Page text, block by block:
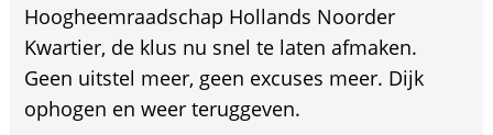
Hoogheemraadschap Hollands Noorder
Kwartier, de klus nu snel te laten afmaken.
Geen uitstel meer, geen excuses meer. Dijk
ophogen en weer teruggeven.